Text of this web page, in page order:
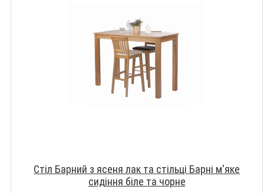
Стіл Барний з ясеня лак та стільці Барні м'яке
сидіння біле та чорне